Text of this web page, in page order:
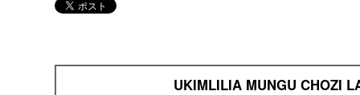
UKIMLILIA MUNGU CHOZI